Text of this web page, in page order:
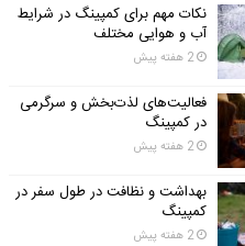
نکات مهم برای کمپینگ در شرایط
آب و هوایی مختلف
2 هفته پیش
فعالیت‌های لذت‌بخش و سرگرمی
در کمپینگ
2 هفته پیش
بهداشت و نظافت در طول سفر در
کمپینگ
2 هفته پیش